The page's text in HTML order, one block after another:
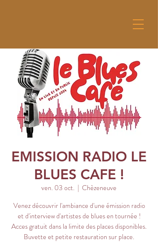
EMISSION RADIO LE
BLUES CAFE !
ven. 03 oct.
  |
Chèzeneuve
Venez découvrir l'ambiance d'une émission radio
et d'interview d'artistes de blues en tournée !
Acces gratuit dans la limite des places disponibles.
Buvette et petite restauration sur place.